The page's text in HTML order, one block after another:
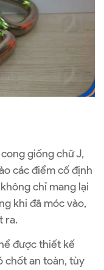
giống chữ J,
các điểm cố định
chỉ mang lại
khi đã móc vào,
ra.
được thiết kế
chốt an toàn, tùy